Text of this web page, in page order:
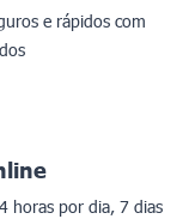
e rápidos com
horas por dia, 7 dias